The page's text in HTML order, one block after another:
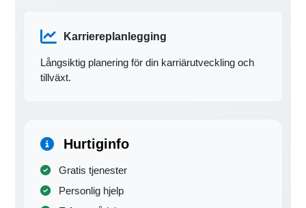
Karriereplanlegging
Långsiktig planering för din karriärutveckling och
tillväxt.
Hurtiginfo
Gratis tjenester
Personlig hjelp